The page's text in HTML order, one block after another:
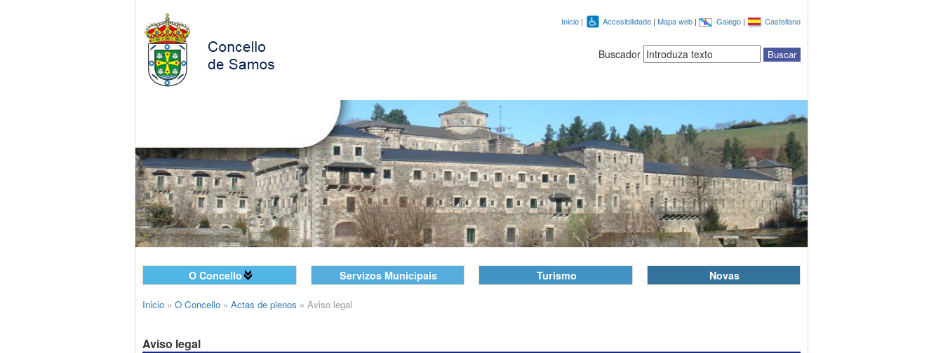
Inicio | Accesibilidade | Mapa web | Galego | Castellano
Buscador
O Concello Servizos Municipais Turismo Novas
Inicio » O Concello » Actas de plenos » Aviso legal
Aviso legal